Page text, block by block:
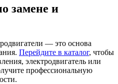
замене и
— это основа
Перейдите в каталог, чтобы
электродвигатель или
профессиональную